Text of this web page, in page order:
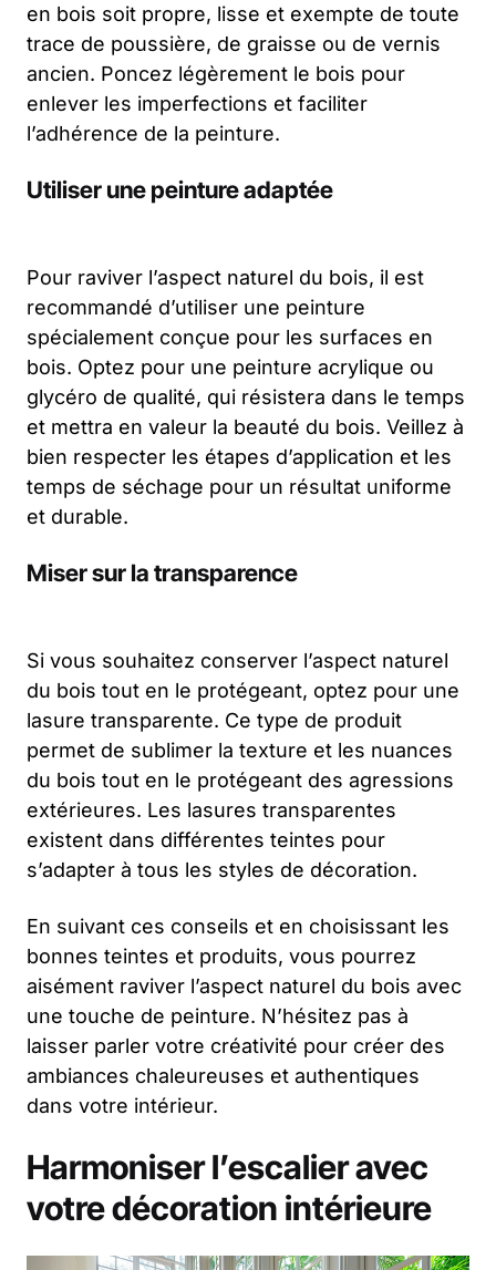
en bois soit propre, lisse et exempte de toute
trace de poussière, de graisse ou de vernis
ancien. Poncez légèrement le bois pour
enlever les imperfections et faciliter
l’adhérence de la peinture.
Utiliser une peinture adaptée
Pour raviver l’aspect naturel du bois, il est
recommandé d’utiliser une peinture
spécialement conçue pour les surfaces en
bois. Optez pour une peinture acrylique ou
glycéro de qualité, qui résistera dans le temps
et mettra en valeur la beauté du bois. Veillez à
bien respecter les étapes d’application et les
temps de séchage pour un résultat uniforme
et durable.
Miser sur la transparence
Si vous souhaitez conserver l’aspect naturel
du bois tout en le protégeant, optez pour une
lasure transparente. Ce type de produit
permet de sublimer la texture et les nuances
du bois tout en le protégeant des agressions
extérieures. Les lasures transparentes
existent dans différentes teintes pour
s’adapter à tous les styles de décoration.
En suivant ces conseils et en choisissant les
bonnes teintes et produits, vous pourrez
aisément raviver l’aspect naturel du bois avec
une touche de peinture. N’hésitez pas à
laisser parler votre créativité pour créer des
ambiances chaleureuses et authentiques
dans votre intérieur.
Harmoniser l’escalier avec
votre décoration intérieure